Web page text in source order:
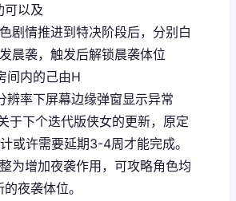
可以及
剧情推进到特决阶段后，分别白
晨袭，触发后解锁晨袭体位
间内的己由H
辨率下屏幕边缘弹窗显示异常
于下个迭代版侠女的更新，原定
或许需要延期3-4周才能完成。
为增加夜袭作用，可攻略角色均
夜袭体位。